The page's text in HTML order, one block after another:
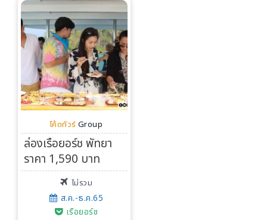
โค้ดทัวร์ Group
ล่องเรือยอร์ช พัทยา
ราคา 1,590 บาท
ไม่รวม
ส.ค.-ธ.ค.65
เรือยอร์ช